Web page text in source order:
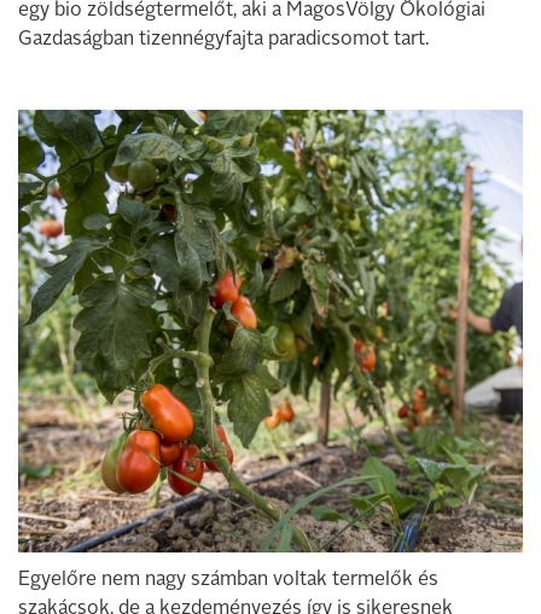
egy bio zöldségtermelőt, aki a MagosVölgy Ökológiai
Gazdaságban tizennégyfajta paradicsomot tart.
Egyelőre nem nagy számban voltak termelők és
szakácsok, de a kezdeményezés így is sikeresnek